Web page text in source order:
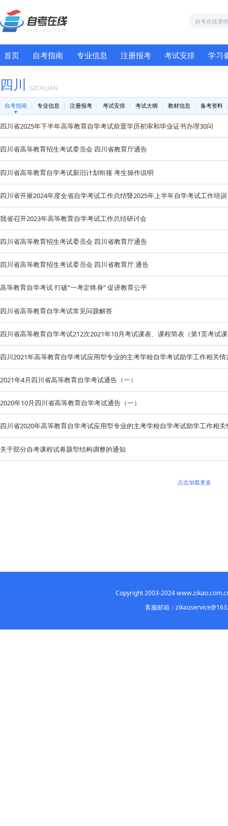
首页 自考指南 专业信息 注册报考 考试
四川 SICHUAN
自考指南 专业信息 注册报考 考试安排 考试大纲 教材
四川省高等教育招生考试委员会 四川省教育厅通告
四川省高等教育自学考试新旧计划衔接 考生操作说明
四川省开展2024年度全省自学考试工作总结暨2025年上半年自
我省召开2023年高等教育自学考试工作总结研讨会
四川省高等教育招生考试委员会 四川省教育厅通告
高等教育自学考试 打破“一考定终身” 促进教育公平
四川省高等教育自学考试常见问题解答
四川省高等教育自学考试212次2021年10月考试课表、课程简